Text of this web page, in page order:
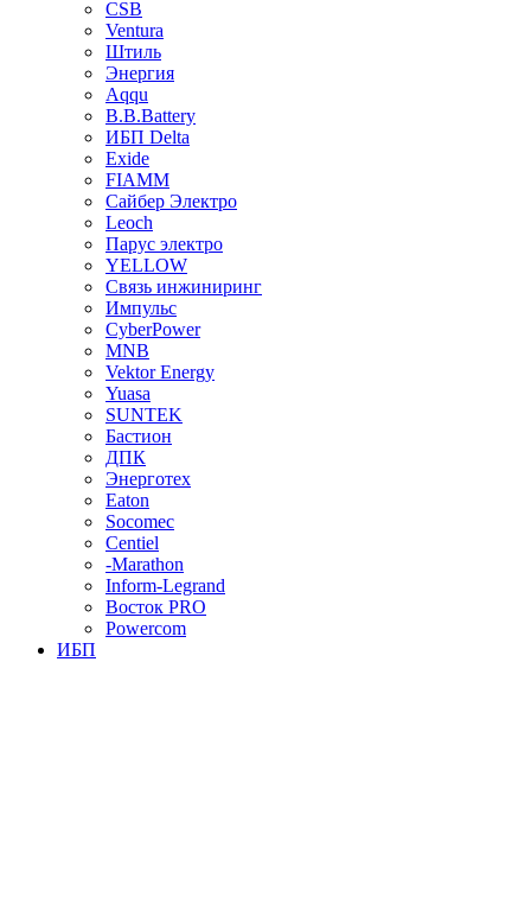
CSB
Ventura
Штиль
Энергия
Aqqu
B.B.Bаttery
ИБП Delta
Exide
FIAMM
Сайбер Электро
Leoch
Парус электро
YELLOW
Связь инжиниринг
Импульс
CyberPower
MNB
Vektor Energy
Yuasa
SUNTEK
Бастион
ДПК
Энерготех
Eaton
Socomec
Centiel
-Marathon
Inform-Legrand
Восток PRO
Powercom
ИБП